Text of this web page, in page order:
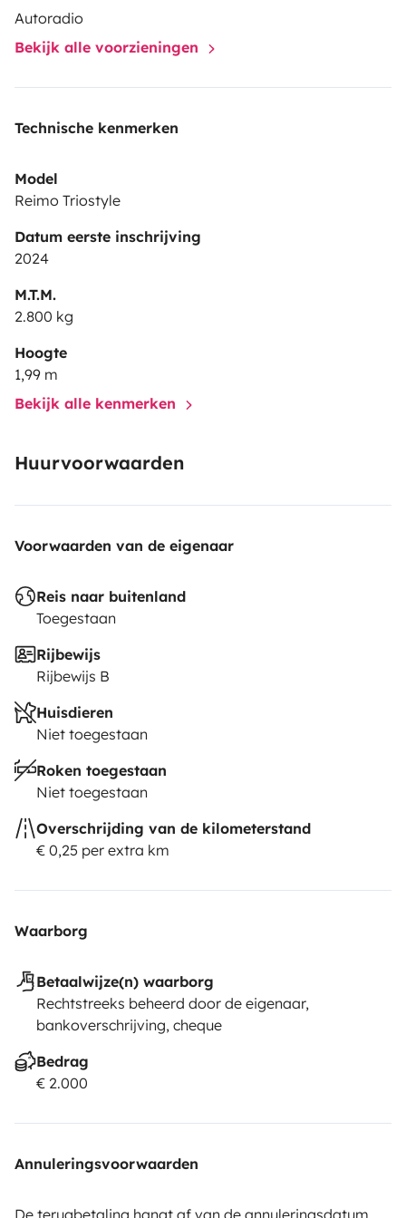
récupérer à l'Aéroport à 10 min de chez nous.
Autoradio
Bekijk alle voorzieningen
Technische kenmerken
Model
Reimo Triostyle
Datum eerste inschrijving
2024
M.T.M.
2.800 kg
Hoogte
1,99 m
Bekijk alle kenmerken
Huurvoorwaarden
Voorwaarden van de eigenaar
Reis naar buitenland
Toegestaan
Rijbewijs
Rijbewijs B
Huisdieren
Niet toegestaan
Roken toegestaan
Niet toegestaan
Overschrijding van de kilometerstand
€ 0,25 per extra km
Waarborg
Betaalwijze(n) waarborg
Rechtstreeks beheerd door de eigenaar,
bankoverschrijving, cheque
Bedrag
€ 2.000
Annuleringsvoorwaarden
De terugbetaling hangt af van de annuleringsdatum